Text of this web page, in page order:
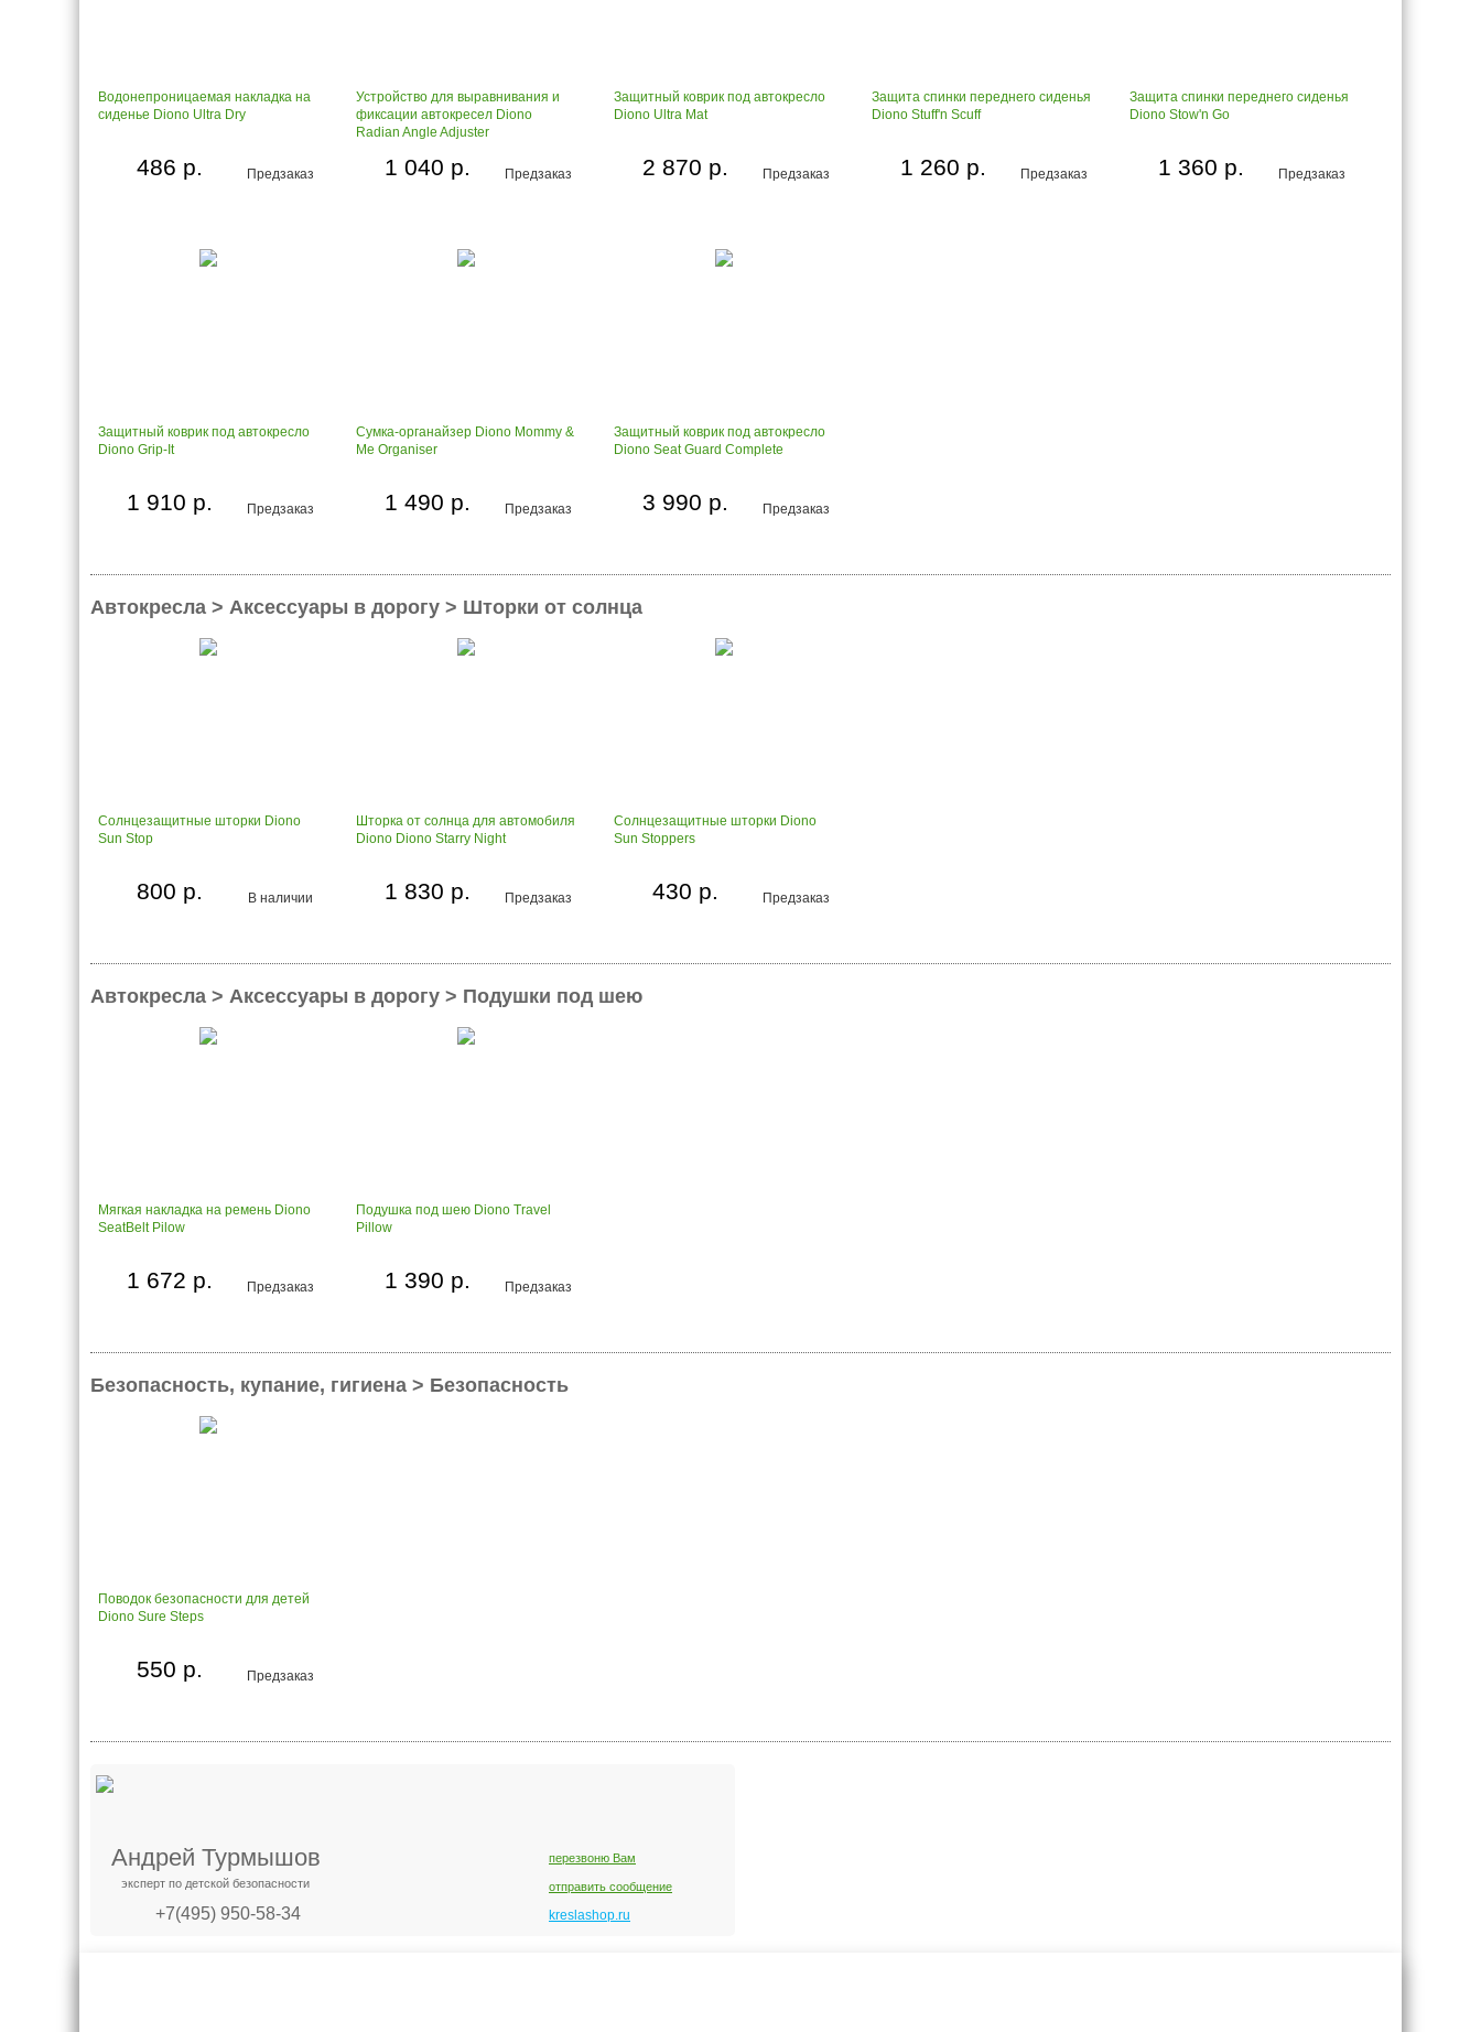
Водонепроницаемая накладка на
сиденье Diono Ultra Dry
Предзаказ
486 р.
Устройство для выравнивания и
фиксации автокресел Diono
Radian Angle Adjuster
Предзаказ
1 040 р.
Защитный коврик под автокресло
Diono Ultra Mat
Предзаказ
2 870 р.
Защита спинки переднего сиденья
Diono Stuff'n Scuff
Предзаказ
1 260 р.
Защита спинки переднего сиденья
Diono Stow'n Go
Предзаказ
1 360 р.
Защитный коврик под автокресло
Diono Grip-It
Предзаказ
1 910 р.
Сумка-органайзер Diono Mommy &
Me Organiser
Предзаказ
1 490 р.
Защитный коврик под автокресло
Diono Seat Guard Complete
Предзаказ
3 990 р.
Автокресла > Аксессуары в дорогу > Шторки от солнца
Солнцезащитные шторки Diono
Sun Stop
В наличии
800 р.
Шторка от солнца для автомобиля
Diono Diono Starry Night
Предзаказ
1 830 р.
Солнцезащитные шторки Diono
Sun Stoppers
Предзаказ
430 р.
Автокресла > Аксессуары в дорогу > Подушки под шею
Мягкая накладка на ремень Diono
SeatBelt Pilow
Предзаказ
1 672 р.
Подушка под шею Diono Travel
Pillow
Предзаказ
1 390 р.
Безопасность, купание, гигиена > Безопасность
Поводок безопасности для детей
Diono Sure Steps
Предзаказ
550 р.
Андрей Турмышов
эксперт по детской безопасности
+7(495) 950-58-34
перезвоню Вам
отправить сообщение
kreslashop.ru